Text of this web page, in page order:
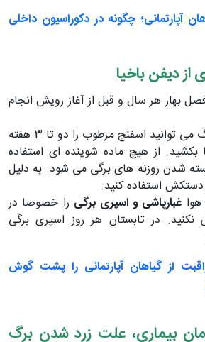
آپارتمانی؛ چگونه در دکوراسیون داخلی
از دیفن باخیا
بهار هر سال و قبل از آغاز رویش انجام
برای تمیز کردن برگ می توانید اسفنج مرطوب را دو تا 3 هفته
بکشید. از هیچ ماده شوینده ای استفاده
شدن روزنه های برگی می شود. به دلیل
استفاده کنید.
غبارپاشی و اسپری برگی را خصوصا در
نکنید. در تابستان هر روز اسپری برگی
از گیاهان آپارتمانی را پشت گوش
بیماری، علت زرد شدن برگ